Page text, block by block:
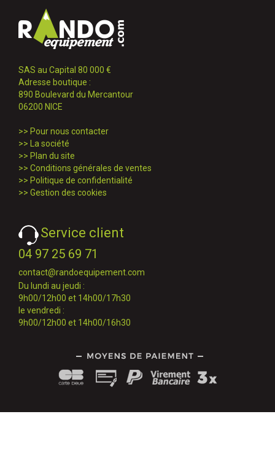
SAS au Capital 80 000 €
Adresse boutique :
890 Boulevard du Mercantour
06200 NICE
>> Pour nous contacter
>>
La société
>> Plan du site
>> Conditions générales de ventes
>> Politique de confidentialité
>> Gestion des cookies
Service client
04 97 25 69 71
contact@randoequipement.com
Du lundi au jeudi :
9h00/12h00 et 14h00/17h30
le vendredi :
9h00/12h00 et 14h00/16h30